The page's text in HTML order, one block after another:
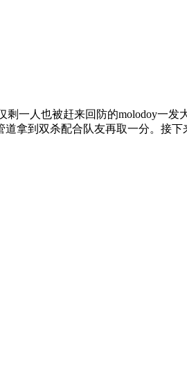
一人也被赶来回防的molodoy一发
拿到双杀配合队友再取一分。接